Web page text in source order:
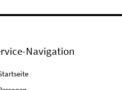
Navigation